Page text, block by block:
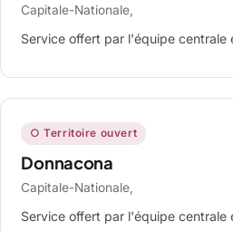
Capitale-Nationale,
Service offert par l'équipe
○ Territoire ouvert
Donnacona
Capitale-Nationale,
Service offert par l'équipe